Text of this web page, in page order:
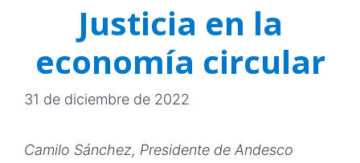
Justicia en la
economía circular
31 de diciembre de 2022
Camilo Sánchez, Presidente de Andesco